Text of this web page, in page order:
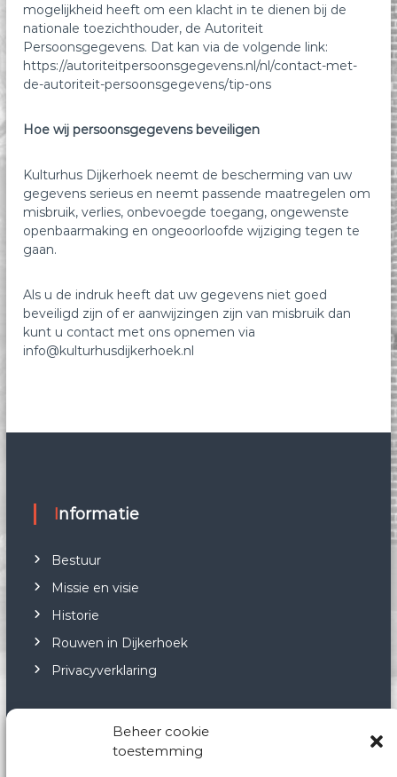
Beheer cookie
toestemming
mogelijkheid heeft om een klacht in te dienen bij de
nationale toezichthouder, de Autoriteit
Persoonsgegevens. Dat kan via de volgende link:
https://autoriteitpersoonsgegevens.nl/nl/contact-met-
de-autoriteit-persoonsgegevens/tip-ons
Hoe wij persoonsgegevens beveiligen
Kulturhus Dijkerhoek neemt de bescherming van uw
gegevens serieus en neemt passende maatregelen om
misbruik, verlies, onbevoegde toegang, ongewenste
openbaarmaking en ongeoorloofde wijziging tegen te
gaan.
Als u de indruk heeft dat uw gegevens niet goed
beveiligd zijn of er aanwijzingen zijn van misbruik dan
kunt u contact met ons opnemen via
info@kulturhusdijkerhoek.nl
Informatie
Bestuur
Missie en visie
Historie
Rouwen in Dijkerhoek
Privacyverklaring
Neem contact op